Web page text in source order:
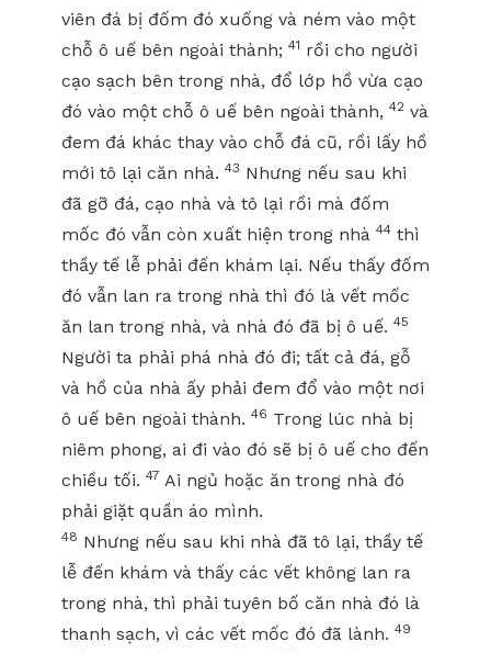
viên đá bị đốm đó xuống và ném vào một
chỗ ô uế bên ngoài thành; 41 rồi cho người
cạo sạch bên trong nhà, đổ lớp hồ vừa cạo
đó vào một chỗ ô uế bên ngoài thành, 42 và
đem đá khác thay vào chỗ đá cũ, rồi lấy hồ
mới tô lại căn nhà. 43 Nhưng nếu sau khi
đã gỡ đá, cạo nhà và tô lại rồi mà đốm
mốc đó vẫn còn xuất hiện trong nhà 44 thì
thầy tế lễ phải đến khám lại. Nếu thấy đốm
đó vẫn lan ra trong nhà thì đó là vết mốc
ăn lan trong nhà, và nhà đó đã bị ô uế. 45
Người ta phải phá nhà đó đi; tất cả đá, gỗ
và hồ của nhà ấy phải đem đổ vào một nơi
ô uế bên ngoài thành. 46 Trong lúc nhà bị
niêm phong, ai đi vào đó sẽ bị ô uế cho đến
chiều tối. 47 Ai ngủ hoặc ăn trong nhà đó
phải giặt quần áo mình.
48 Nhưng nếu sau khi nhà đã tô lại, thầy tế
lễ đến khám và thấy các vết không lan ra
trong nhà, thì phải tuyên bố căn nhà đó là
thanh sạch, vì các vết mốc đó đã lành. 49